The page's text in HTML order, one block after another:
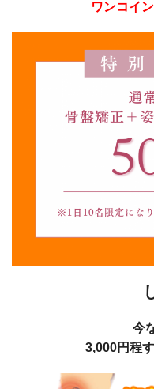
ワンコイ
今
3,000円程